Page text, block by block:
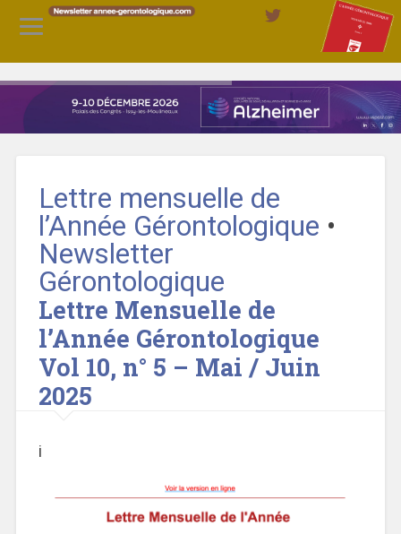
Lettre mensuelle de
l’Année Gérontologique •
Newsletter
Gérontologique
Lettre Mensuelle de
l’Année Gérontologique
Vol 10, n° 5 – Mai / Juin
2025
i